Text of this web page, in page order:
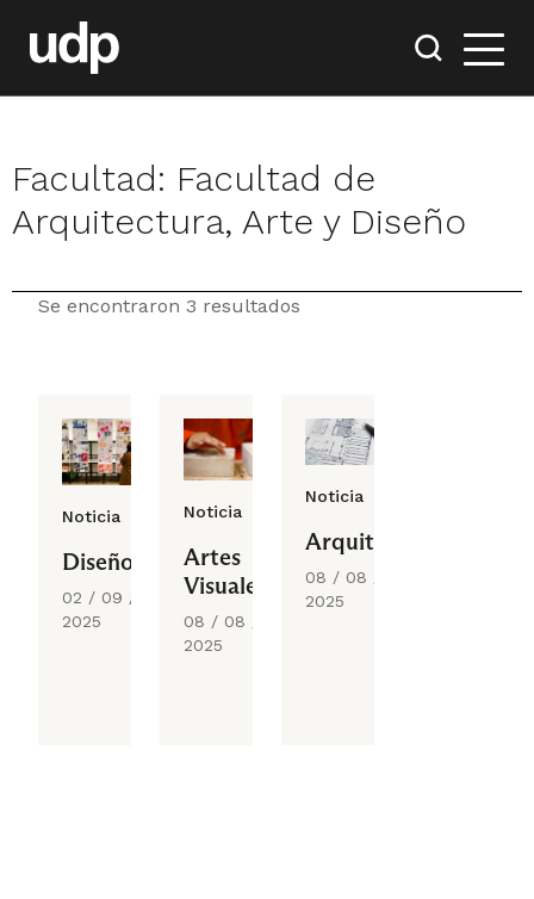
Facultad: Facultad de
Arquitectura, Arte y Diseño
Se encontraron 3 resultados
Noticia
Diseño
02 / 09 /
2025
Noticia
Artes
Visuales
08 / 08 /
2025
Noticia
Arquitectura
08 / 08 /
2025